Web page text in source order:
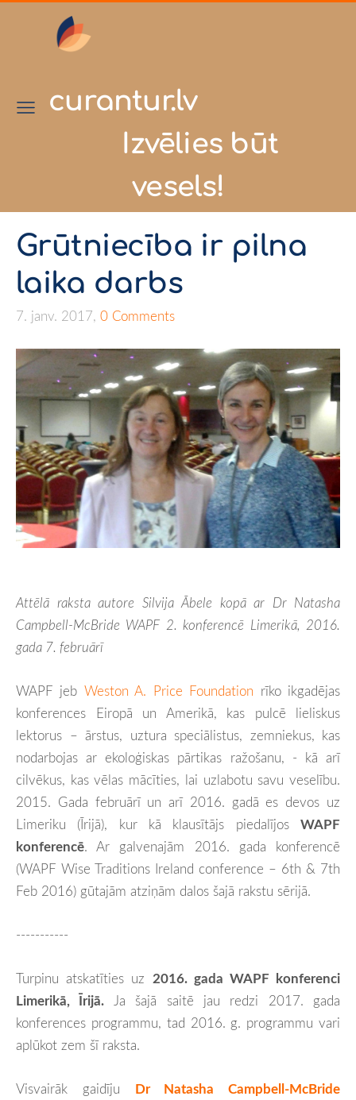
curantur.lv
Izvēlies būt
vesels!
Grūtniecība ir pilna
laika darbs
7. janv. 2017, 0 Comments
Attēlā raksta autore Silvija Ābele kopā ar Dr Natasha
Campbell-McBride WAPF 2. konferencē Limerikā, 2016.
gada 7. februārī
WAPF jeb Weston A. Price Foundation rīko ikgadējas
konferences Eiropā un Amerikā, kas pulcē lieliskus
lektorus – ārstus, uztura speciālistus, zemniekus, kas
nodarbojas ar ekoloģiskas pārtikas ražošanu, - kā arī
cilvēkus, kas vēlas mācīties, lai uzlabotu savu veselību.
2015. Gada februārī un arī 2016. gadā es devos uz
Limeriku (Īrijā), kur kā klausītājs piedalījos WAPF
konferencē. Ar galvenajām 2016. gada konferencē
(WAPF Wise Traditions Ireland conference – 6th & 7th
Feb 2016) gūtajām atziņām dalos šajā rakstu sērijā.
-----------
Turpinu atskatīties uz 2016. gada WAPF konferenci
Limerikā, Īrijā. Ja šajā saitē jau redzi 2017. gada
konferences programmu, tad 2016. g. programmu vari
aplūkot zem šī raksta.
Visvairāk gaidīju Dr Natasha Campbell-McBride